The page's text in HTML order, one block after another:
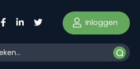
Inloggen